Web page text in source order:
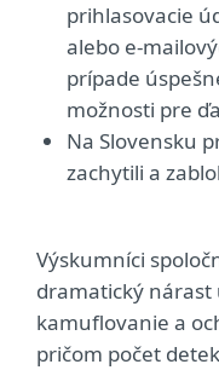
prihlasovacie
alebo e-
prípade
možnosti pre
Na Slovensku
zachytili a
Výskumníci
dramatický nárast
kamuflovanie a
pričom počet